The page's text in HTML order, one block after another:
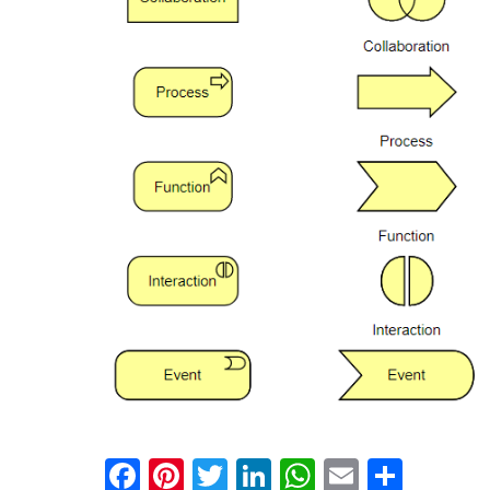
Facebook
Pinterest
Twitter
LinkedIn
WhatsApp
Email